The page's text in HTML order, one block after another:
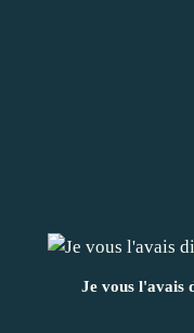
Je vous l'avais